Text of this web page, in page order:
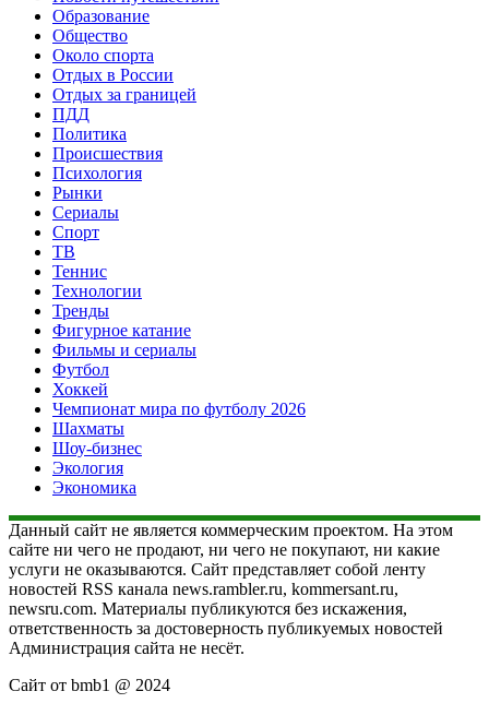
Образование
Общество
Около спорта
Отдых в России
Отдых за границей
ПДД
Политика
Происшествия
Психология
Рынки
Сериалы
Спорт
ТВ
Теннис
Технологии
Тренды
Фигурное катание
Фильмы и сериалы
Футбол
Хоккей
Чемпионат мира по футболу 2026
Шахматы
Шоу-бизнес
Экология
Экономика
Данный сайт не является коммерческим проектом. На этом
сайте ни чего не продают, ни чего не покупают, ни какие
услуги не оказываются. Сайт представляет собой ленту
новостей RSS канала news.rambler.ru, kommersant.ru,
newsru.com. Материалы публикуются без искажения,
ответственность за достоверность публикуемых новостей
Администрация сайта не несёт.
Сайт от bmb1 @ 2024